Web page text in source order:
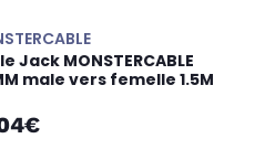
Jack MONSTERCABLE
male vers femelle 1.5M